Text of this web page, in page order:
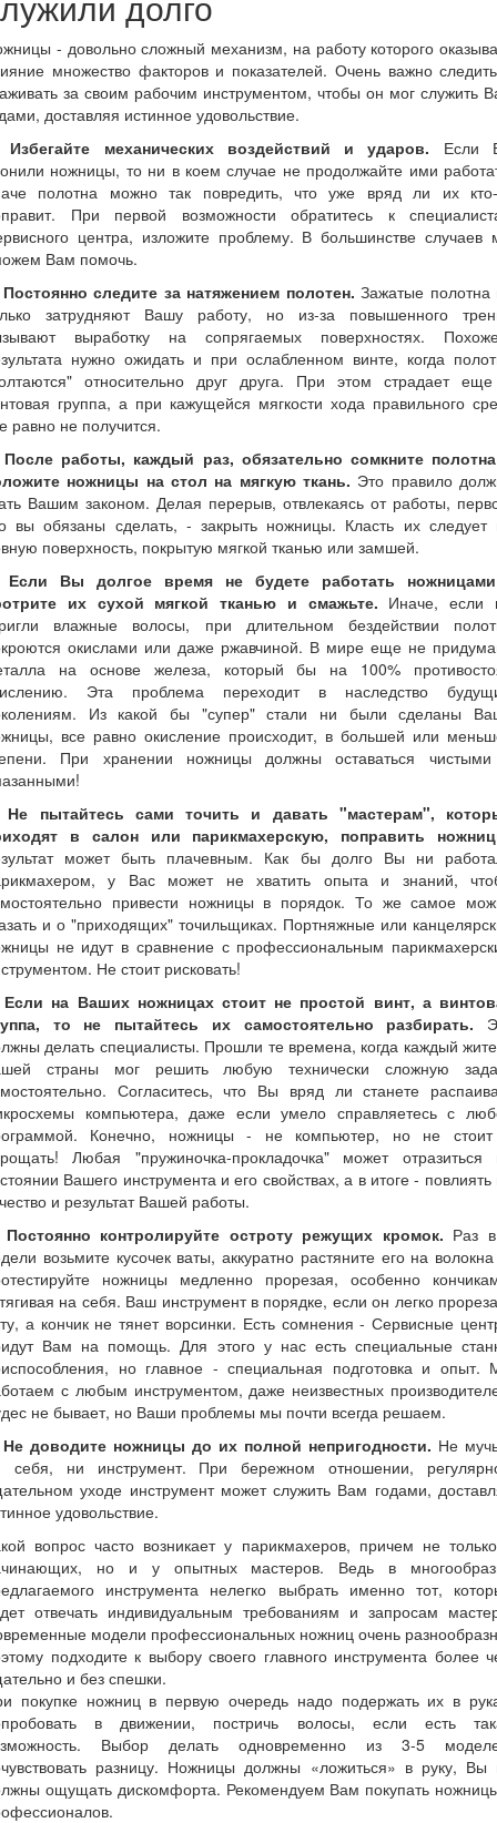
- довольно сложный механизм, на работу которого
множество факторов и показателей. Очень важно
за своим рабочим инструментом, чтобы он мог служить
доставляя истинное удовольствие.
механических воздействий и ударов. Если
ножницы, то ни в коем случае не продолжайте ими
полотна можно так повредить, что уже вряд ли их
При первой возможности обратитесь к
центра, изложите проблему. В большинстве случаев
Вам помочь.
следите за натяжением полотен. Зажатые полотна
затрудняют Вашу работу, но из-за повышенного
выработку на сопрягаемых поверхностях.
нужно ожидать и при ослабленном винте, когда
относительно друг друга. При этом страдает
группа, а при кажущейся мягкости хода правильного
равно не получится.
работы, каждый раз, обязательно сомкните
ножницы на стол на мягкую ткань. Это правило
Вашим законом. Делая перерыв, отвлекаясь от работы,
вы обязаны сделать, - закрыть ножницы. Класть их следует
поверхность, покрытую мягкой тканью или замшей.
Если Вы долгое время не будете работать
их сухой мягкой тканью и смажьте. Иначе, если
влажные волосы, при длительном бездействии
окислами или даже ржавчиной. В мире еще не
на основе железа, который бы на 100%
Эта проблема переходит в наследство
Из какой бы "супер" стали ни были сделаны
все равно окисление происходит, в большей или
При хранении ножницы должны оставаться
Не пытайтесь сами точить и давать "мастерам",
в салон или парикмахерскую, поправить
может быть плачевным. Как бы долго Вы ни
у Вас может не хватить опыта и знаний,
привести ножницы в порядок. То же самое
и о "приходящих" точильщиках. Портняжные или
не идут в сравнение с профессиональным
Не стоит рисковать!
на Ваших ножницах стоит не простой винт, а
то не пытайтесь их самостоятельно разбирать.
делать специалисты. Прошли те времена, когда каждый
страны мог решить любую технически сложную
Согласитесь, что Вы вряд ли станете
компьютера, даже если умело справляетесь с
Конечно, ножницы - не компьютер, но не
Любая "пружиночка-прокладочка" может отразиться
Вашего инструмента и его свойствах, а в итоге - повлиять
и результат Вашей работы.
контролируйте остроту режущих кромок. Раз
возьмите кусочек ваты, аккуратно растяните его на
ножницы медленно прорезая, особенно
на себя. Ваш инструмент в порядке, если он легко
а кончик не тянет ворсинки. Есть сомнения - Сервисные
Вам на помощь. Для этого у нас есть специальные
но главное - специальная подготовка и опыт.
с любым инструментом, даже неизвестных
не бывает, но Ваши проблемы мы почти всегда решаем.
доводите ножницы до их полной непригодности. Не
себя, ни инструмент. При бережном отношении,
уходе инструмент может служить Вам годами,
удовольствие.
вопрос часто возникает у парикмахеров, причем не
но и у опытных мастеров. Ведь в
инструмента нелегко выбрать именно тот,
отвечать индивидуальным требованиям и запросам
модели профессиональных ножниц очень
подходите к выбору своего главного инструмента более
и без спешки.
покупке ножниц в первую очередь надо подержать их в
в движении, постричь волосы, если есть
Выбор делать одновременно из 3-5
разницу. Ножницы должны «ложиться» в руку, Вы
ощущать дискомфорта. Рекомендуем Вам покупать